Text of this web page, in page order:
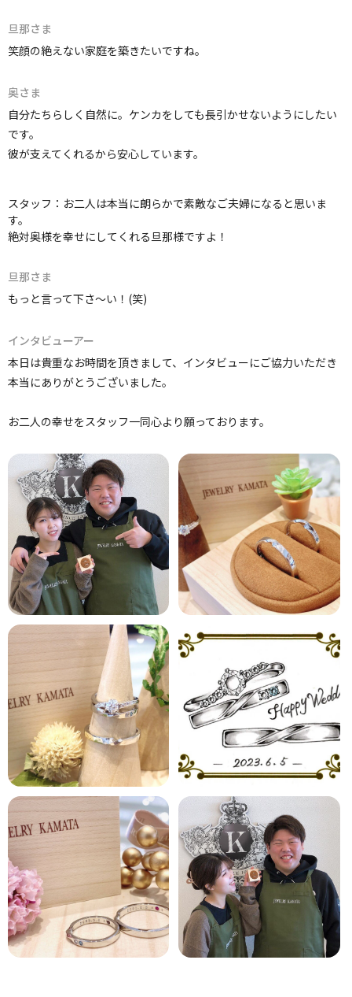
旦那さま
笑顔の絶えない家庭を築きたいですね。
奥さま
自分たちらしく自然に。ケンカをしても長引かせないようにしたい
です。
彼が支えてくれるから安心しています。
スタッフ：お二人は本当に朗らかで素敵なご夫婦になると思いま
す。
絶対奥様を幸せにしてくれる旦那様ですよ！
旦那さま
もっと言って下さ～い！(笑)
インタビューアー
本日は貴重なお時間を頂きまして、インタビューにご協力いただき
本当にありがとうございました。
お二人の幸せをスタッフ一同心より願っております。